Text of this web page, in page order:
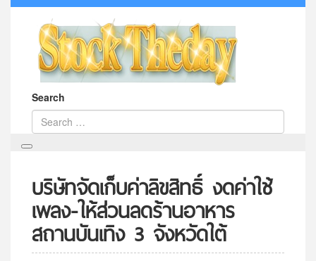
Search
บริษัทจัดเก็บค่าลิขสิทธิ์ งดค่าใช้
เพลง-ให้ส่วนลดร้านอาหาร
สถานบันเทิง 3 จังหวัดใต้